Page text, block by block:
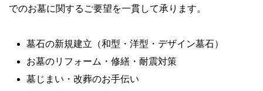
でのお墓に関するご要望を一貫して承ります。
墓石の新規建立（和型・洋型・デザイン墓石）
お墓のリフォーム・修繕・耐震対策
墓じまい・改葬のお手伝い